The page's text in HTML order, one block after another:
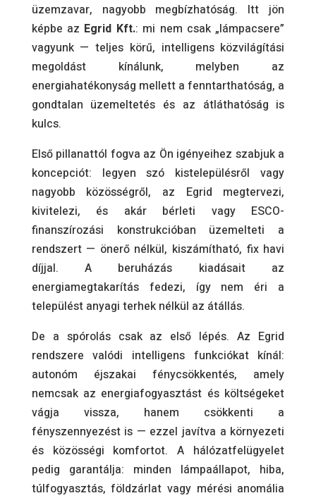
üzemzavar, nagyobb megbízhatóság. Itt jön
képbe az Egrid Kft.: mi nem csak „lámpacsere”
vagyunk — teljes körű, intelligens közvilágítási
megoldást kínálunk, melyben az
energiahatékonyság mellett a fenntarthatóság, a
gondtalan üzemeltetés és az átláthatóság is
kulcs.
Első pillanattól fogva az Ön igényeihez szabjuk a
koncepciót: legyen szó kistelepülésről vagy
nagyobb közösségről, az Egrid megtervezi,
kivitelezi, és akár bérleti vagy ESCO-
finanszírozási konstrukcióban üzemelteti a
rendszert — önerő nélkül, kiszámítható, fix havi
díjjal. A beruházás kiadásait az
energiamegtakarítás fedezi, így nem éri a
települést anyagi terhek nélkül az átállás.
De a spórolás csak az első lépés. Az Egrid
rendszere valódi intelligens funkciókat kínál:
autonóm éjszakai fénycsökkentés, amely
nemcsak az energiafogyasztást és költségeket
vágja vissza, hanem csökkenti a
fényszennyezést is — ezzel javítva a környezeti
és közösségi komfortot. A hálózatfelügyelet
pedig garantálja: minden lámpaállapot, hiba,
túlfogyasztás, földzárlat vagy mérési anomália